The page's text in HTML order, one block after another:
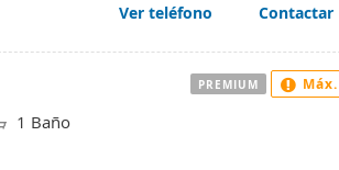
dos dormitorios dobles. Hay aire
No dude en visitarlo. Estaremos encantados
ubicación muy céntrica, en pleno barrio del
de Quart. El centro de salud de Guillem de
de la vivienda. El Mercado Central se encuentra a
consolidada con todos los servicios a mano.
de atenderle.
Ver teléfono Contactar
1 Baño
PREMIUM